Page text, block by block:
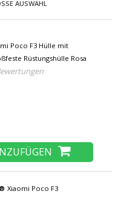
AUSWAHL
Poco F3 Hülle mit
Rüstungshülle Rosa
Xiaomi Poco F3